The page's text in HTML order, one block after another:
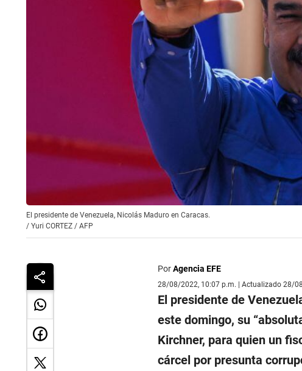
El presidente de Venezuela, Nicolás Maduro en Caracas.
/ Yuri CORTEZ / AFP
PorAgencia EFE
28/08/2022, 10:07 p.m. | Actualizado 28/
El presidente de
este domingo, su
Kirchner, para quien un
cárcel por presunta